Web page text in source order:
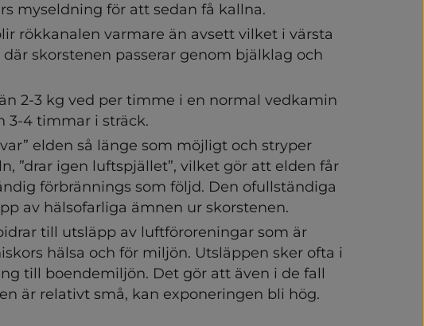
och hälsa
avlopp
myseldning för att sedan få kallna.
rökkanalen varmare än avsett vilket i värsta
skorstenen passerar genom bjälklag och
2-3 kg ved per timme i en normal vedkamin
3-4 timmar i sträck.
elden så länge som möjligt och stryper
”drar igen luftspjället”, vilket gör att elden får
förbrännings som följd. Den ofullständiga
av hälsofarliga ämnen ur skorstenen.
till utsläpp av luftföroreningar som är
hälsa och för miljön. Utsläppen sker ofta i
till boendemiljön. Det gör att även i de fall
är relativt små, kan exponeringen bli hög.